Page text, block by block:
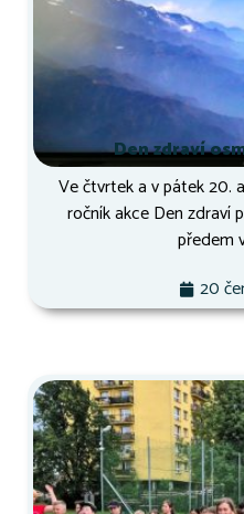
Den zdraví
Ve čtvrtek a v pátek 20.
ročník akce Den zdraví
předem
20